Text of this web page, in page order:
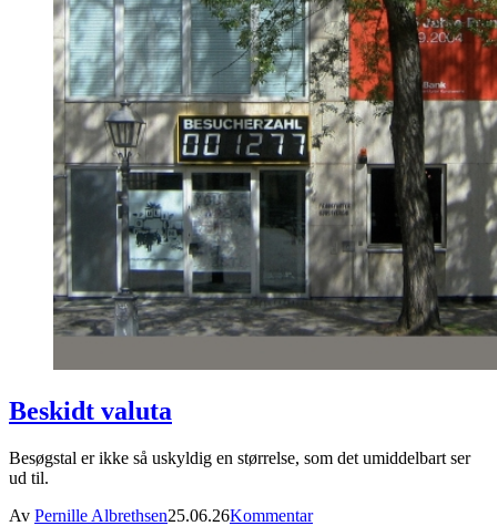
Beskidt valuta
Besøgstal er ikke så uskyldig en størrelse, som det umiddelbart ser
ud til.
Av Pernille Albrethsen25.06.26Kommentar